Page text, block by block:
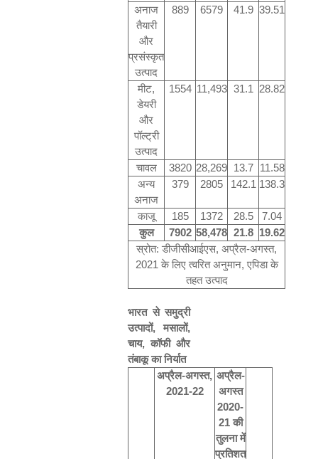
अनाज
तैयारी
और
प्रसंस्कृत
उत्पाद
889 6579 41.9 39.51
मीट,
डेयरी
और
पॉल्ट्री
उत्पाद
1554 11,493 31.1 28.82
चावल 3820 28,269 13.7
11.58
अन्य
अनाज
379 2805 142.1 138.3
काजू 185 1372 28.5
7.04
कुल
7902 58,478 21.8 19.62
स्रोत: डीजीसीआईएस, अप्रैल-अगस्त,
2021 के लिए त्वरित अनुमान, एपिडा के
तहत उत्पाद
भारत से समुद्री
उत्पादों, मसालों,
चाय, कॉफी और
तंबाकू का निर्यात
अप्रैल-अगस्त,
2021-22
अप्रैल-
अगस्त
2020-
21 की
तुलना में
प्रतिशत